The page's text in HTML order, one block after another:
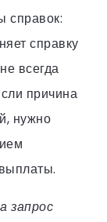
справок:
справку
всегда
причина
нужно
запрос